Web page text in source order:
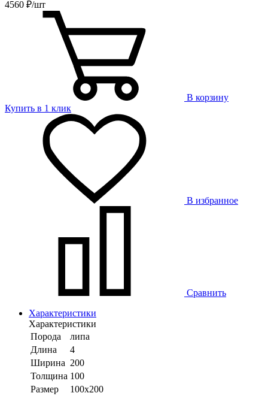
4560 ₽/шт
В корзину
Купить в 1 клик
В избранное
Сравнить
Характеристики
Характеристики
Порода
липа
Длина
4
Ширина 200
Толщина 100
Размер
100х200